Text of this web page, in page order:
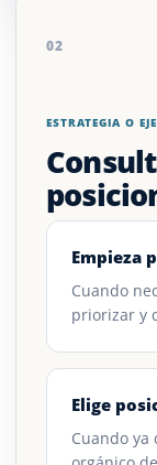
02
ESTRATEGIA O
Empieza
Cuando
priorizar y
Elige
Cuando